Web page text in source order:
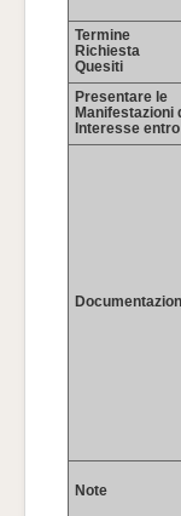
Termine
Richiesta
Quesiti
Presentare le
Manifestazioni
Interesse
Note